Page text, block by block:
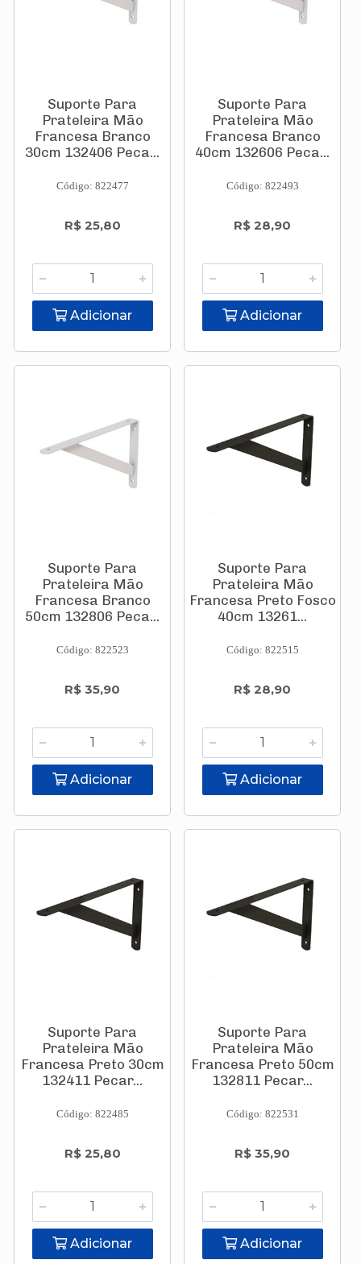
Suporte Para
Prateleira Mão
Francesa Branco
30cm 132406 Peca...
Código: 822477
R$ 25,80
Adicionar
Suporte Para
Prateleira Mão
Francesa Branco
40cm 132606 Peca...
Código: 822493
R$ 28,90
Adicionar
Suporte Para
Prateleira Mão
Francesa Branco
50cm 132806 Peca...
Código: 822523
R$ 35,90
Adicionar
Suporte Para
Prateleira Mão
Francesa Preto Fosco
40cm 13261...
Código: 822515
R$ 28,90
Adicionar
Suporte Para
Prateleira Mão
Francesa Preto 30cm
132411 Pecar...
Código: 822485
R$ 25,80
Adicionar
Suporte Para
Prateleira Mão
Francesa Preto 50cm
132811 Pecar...
Código: 822531
R$ 35,90
Adicionar